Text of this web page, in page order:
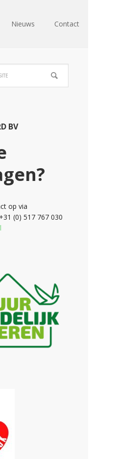
Nieuws Contact
BV
op via
(0) 517 767 030